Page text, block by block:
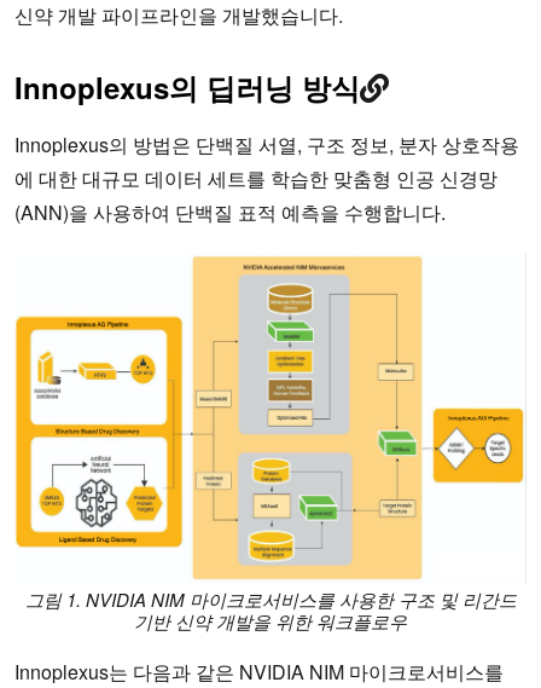
신약 개발 파이프라인을 개발했습니다.
Innoplexus의 딥러닝 방식
Innoplexus의 방법은 단백질 서열, 구조 정보, 분자 상호작용
에 대한 대규모 데이터 세트를 학습한 맞춤형 인공 신경망
(ANN)을 사용하여 단백질 표적 예측을 수행합니다.
그림 1. NVIDIA NIM 마이크로서비스를 사용한 구조 및 리간드
기반 신약 개발을 위한 워크플로우
Innoplexus는 다음과 같은 NVIDIA NIM 마이크로서비스를